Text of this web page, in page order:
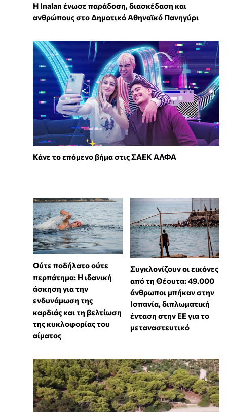
Η Inalan ένωσε παράδοση, διασκέδαση και
ανθρώπους στο Δημοτικό Αθηναϊκό Πανηγύρι
Κάνε το επόμενο βήμα στις ΣΑΕΚ ΑΛΦΑ
Ούτε ποδήλατο ούτε
περπάτημα: Η ιδανική
άσκηση για την
ενδυνάμωση της
καρδιάς και τη βελτίωση
της κυκλοφορίας του
αίματος
Συγκλονίζουν οι εικόνες
από τη Θέουτα: 49.000
άνθρωποι μπήκαν στην
Ισπανία, διπλωματική
ένταση στην ΕΕ για το
μεταναστευτικό